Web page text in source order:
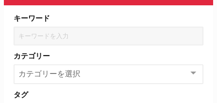
キーワード
カテゴリー
タグ